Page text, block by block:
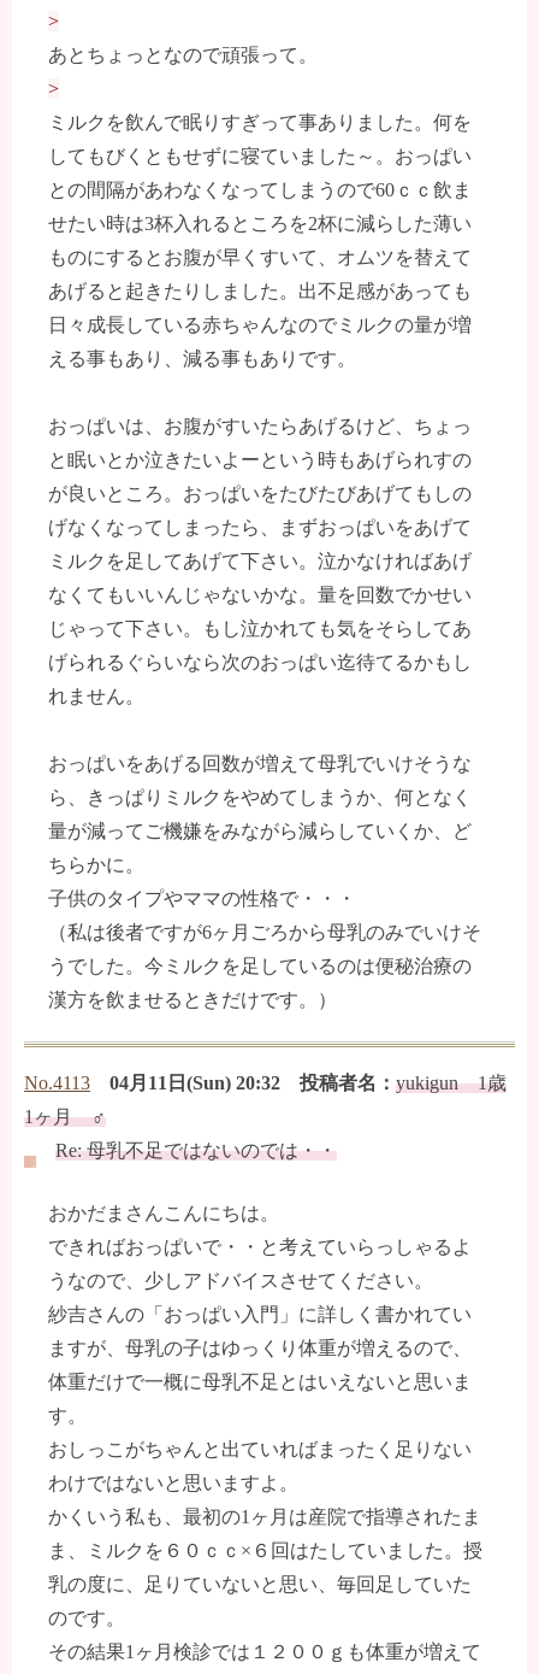
>
あとちょっとなので頑張って。
>
ミルクを飲んで眠りすぎって事ありました。何を
してもびくともせずに寝ていました～。おっぱい
との間隔があわなくなってしまうので60ｃｃ飲ま
せたい時は3杯入れるところを2杯に減らした薄い
ものにするとお腹が早くすいて、オムツを替えて
あげると起きたりしました。出不足感があっても
日々成長している赤ちゃんなのでミルクの量が増
える事もあり、減る事もありです。
おっぱいは、お腹がすいたらあげるけど、ちょっ
と眠いとか泣きたいよーという時もあげられすの
が良いところ。おっぱいをたびたびあげてもしの
げなくなってしまったら、まずおっぱいをあげて
ミルクを足してあげて下さい。泣かなければあげ
なくてもいいんじゃないかな。量を回数でかせい
じゃって下さい。もし泣かれても気をそらしてあ
げられるぐらいなら次のおっぱい迄待てるかもし
れません。
おっぱいをあげる回数が増えて母乳でいけそうな
ら、きっぱりミルクをやめてしまうか、何となく
量が減ってご機嫌をみながら減らしていくか、ど
ちらかに。
子供のタイプやママの性格で・・・
（私は後者ですが6ヶ月ごろから母乳のみでいけそ
うでした。今ミルクを足しているのは便秘治療の
漢方を飲ませるときだけです。）
No.4113 04月11日(Sun) 20:32 投稿者名： yukigun 1歳
1ヶ月 ♂
Re: 母乳不足ではないのでは・・
おかだまさんこんにちは。
できればおっぱいで・・と考えていらっしゃるよ
うなので、少しアドバイスさせてください。
紗吉さんの「おっぱい入門」に詳しく書かれてい
ますが、母乳の子はゆっくり体重が増えるので、
体重だけで一概に母乳不足とはいえないと思いま
す。
おしっこがちゃんと出ていればまったく足りない
わけではないと思いますよ。
かくいう私も、最初の1ヶ月は産院で指導されたま
ま、ミルクを６０ｃｃ×６回はたしていました。授
乳の度に、足りていないと思い、毎回足していた
のです。
その結果1ヶ月検診では１２００ｇも体重が増えて